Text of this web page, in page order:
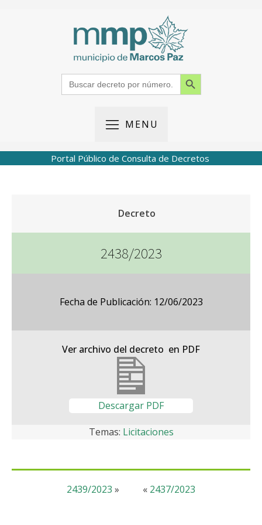
Search
for:
Search Button
MENU
Portal Público de Consulta de Decretos
Decreto
2438/2023
Fecha de Publicación: 12/06/2023
Ver archivo del decreto en PDF
Descargar PDF
Temas: Licitaciones
« 2437/2023
2439/2023 »